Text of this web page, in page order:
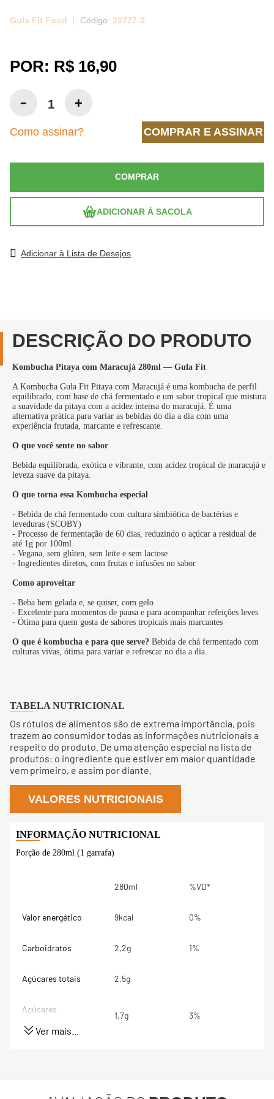
Gula Fit Food 20727-0
POR: R$ 16,90
COMPRAR
ADICIONAR À SACOLA
Como assinar? COMPRAR E ASSINAR
Adicionar à Lista de Desejos
DESCRIÇÃO DO PRODUTO
Kombucha Pitaya com Maracujá 280ml — Gula Fit
A Kombucha Gula Fit Pitaya com Maracujá é uma kombucha de perfil
equilibrado, com base de chá fermentado e um sabor tropical que mistura
a suavidade da pitaya com a acidez intensa do maracujá. É uma
alternativa prática para variar as bebidas do dia a dia com uma
experiência frutada, marcante e refrescante.
O que você sente no sabor
Bebida equilibrada, exótica e vibrante, com acidez tropical de maracujá e
leveza suave da pitaya.
O que torna essa Kombucha especial
- Bebida de chá fermentado com cultura simbiótica de bactérias e
leveduras (SCOBY)
- Processo de fermentação de 60 dias, reduzindo o açúcar a residual de
até 1g por 100ml
- Vegana, sem glúten, sem leite e sem lactose
- Ingredientes diretos, com frutas e infusões no sabor
Como aproveitar
- Beba bem gelada e, se quiser, com gelo
- Excelente para momentos de pausa e para acompanhar refeições leves
- Ótima para quem gosta de sabores tropicais mais marcantes
O que é kombucha e para que serve? Bebida de chá fermentado com
culturas vivas, ótima para variar e refrescar no dia a dia.
TABELA NUTRICIONAL
Os rótulos de alimentos são de extrema importância, pois
trazem ao consumidor todas as informações nutricionais a
respeito do produto. De uma atenção especial na lista de
produtos: o ingrediente que estiver em maior quantidade
vem primeiro, e assim por diante.
VALORES NUTRICIONAIS
Porção de 280ml (1 garrafa)
280ml %VD*
Valor energético 9kcal 0%
Carboidratos 2,2g 1%
Açúcares totais 2,5g
Açúcares
1,7g 3%
Ver mais...